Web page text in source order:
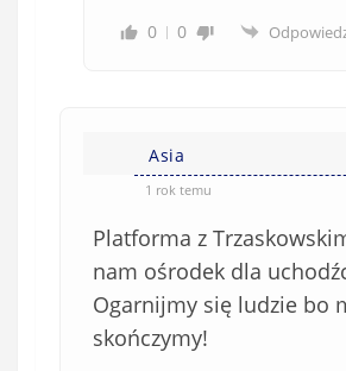
0
0
Asia
1 rok temu
Platforma z
nam ośrodek dla
Ogarnijmy się ludzie bo
skończymy!